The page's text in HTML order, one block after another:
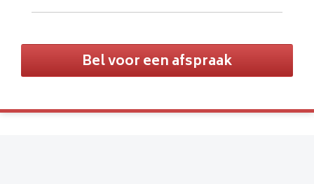
Bel voor een afspraak